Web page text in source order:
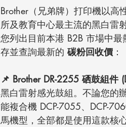
Brother（兄弟牌）打印機以高
所及教育中心最主流的黑白雷
您列出目前本港 B2B 市場中
存並查詢最新的 碳粉回收價 ：
📌 Brother DR-2255 硒鼓組件
黑白雷射感光鼓組。不論您的
能複合機 DCP-7055、DCP-
馬機型，全部都是使用這款核